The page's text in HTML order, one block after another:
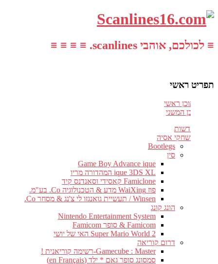
≡ לכולכם, אוהבי scanlines. ≡ ≡ ≡ ≡
תפריט ראשי
עבור לתוכן ראשי
דלג לתוכן המשני
חדשות
משחקי אסיה
Bootlegs
סין
Game Boy Advance ique
ique 3DS XL המהדורה מריו
Famiclone קאסידי וסאנדנס קיד
פוז WaiXing מדע & הטכנולוגיה Co. בע"מ.
Winsen / תעשיית גואנגזו לי צ'נג & מסחר Co.
הונג קונג
Nintendo Entertainment System
Famicom & סופר Famicom
Super Mario World 2 האי של יושי
דרום קוריאה
Gamecube : Master-רשימה קוריאנית !
סמסונג סופר גאם * ילד (en Français)